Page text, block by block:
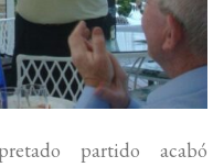
partido acabó